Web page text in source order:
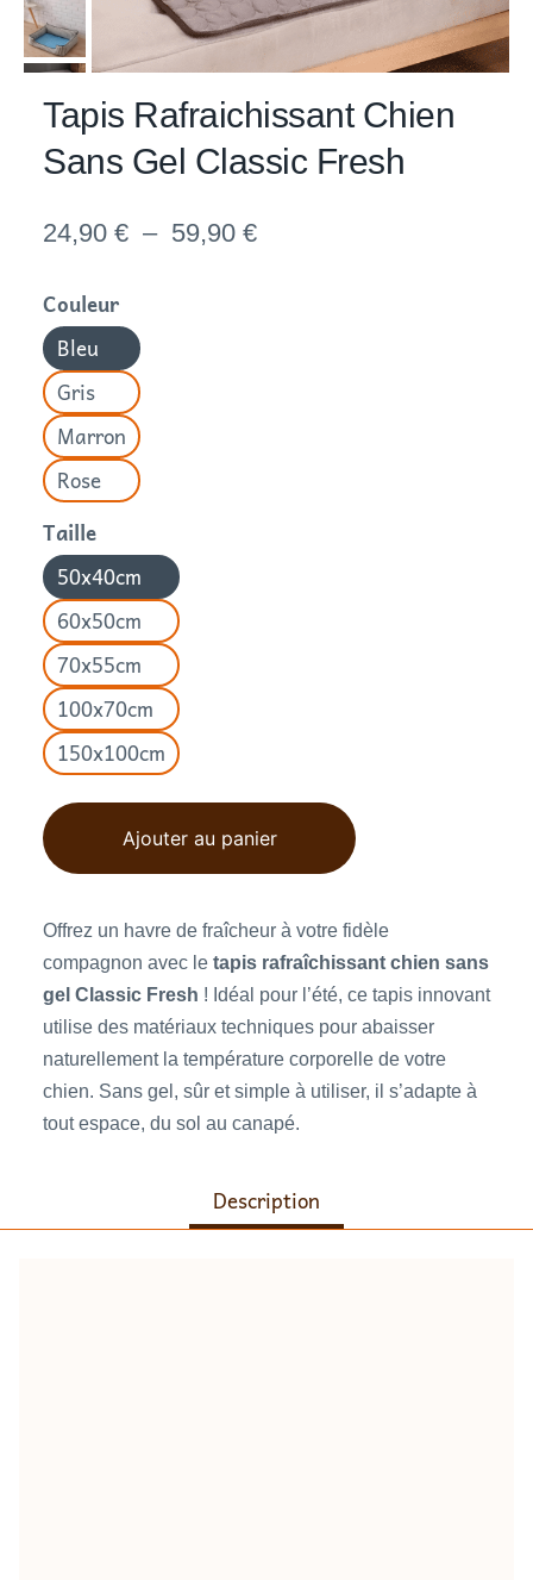
Tapis Rafraichissant Chien
Sans Gel Classic Fresh
24,90 € – 59,90 €Plage
Couleur
Bleu
Gris
Marron
Rose
Taille
50x40cm
60x50cm
70x55cm
100x70cm
150x100cm
Ajouter au panier
Offrez un havre de fraîcheur à votre fidèle
compagnon avec le tapis rafraîchissant chien sans
gel Classic Fresh ! Idéal pour l’été, ce tapis innovant
utilise des matériaux techniques pour abaisser
naturellement la température corporelle de votre
chien. Sans gel, sûr et simple à utiliser, il s’adapte à
tout espace, du sol au canapé.
Description